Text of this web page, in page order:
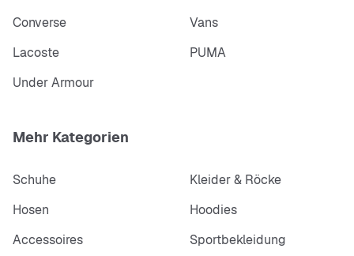
Converse
Vans
Lacoste
PUMA
Under Armour
Mehr Kategorien
Schuhe
Kleider & Röcke
Hosen
Hoodies
Accessoires
Sportbekleidung